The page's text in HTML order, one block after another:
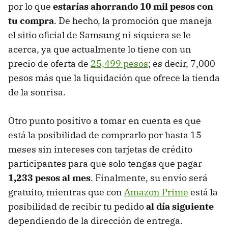
por lo que estarías ahorrando 10 mil pesos con
tu compra. De hecho, la promoción que maneja
el sitio oficial de Samsung ni siquiera se le
acerca, ya que actualmente lo tiene con un
precio de oferta de 25,499 pesos; es decir, 7,000
pesos más que la liquidación que ofrece la tienda
de la sonrisa.
Otro punto positivo a tomar en cuenta es que
está la posibilidad de comprarlo por hasta 15
meses sin intereses con tarjetas de crédito
participantes para que solo tengas que pagar
1,233 pesos al mes. Finalmente, su envío será
gratuito, mientras que con Amazon Prime está la
posibilidad de recibir tu pedidoal día siguiente
dependiendo de la dirección de entrega.